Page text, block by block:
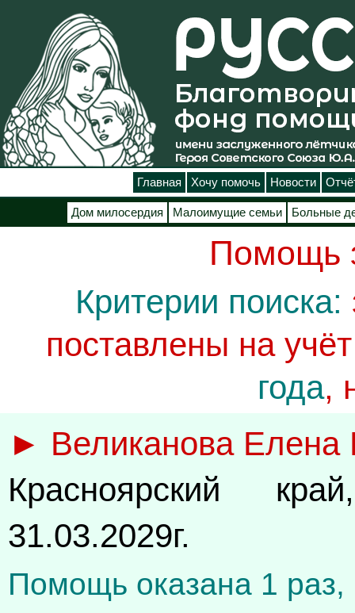
Главная Хочу помочь Новости
Дом милосердия Малоимущие семьи Больные
Помощь
Критерии поиска:
поставлены на
года,
► Великанова Елена
Красноярский
31.03.2029г.
Помощь оказана 1 раз,